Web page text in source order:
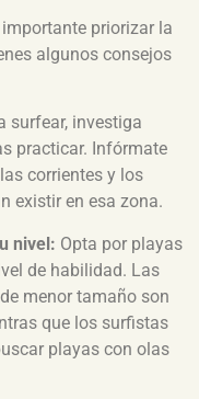
priorizar la
algunos consejos
surfear, investiga
practicar. Infórmate
corrientes y los
existir en esa zona.
nivel: Opta por playas
de habilidad. Las
menor tamaño son
que los surfistas
playas con olas